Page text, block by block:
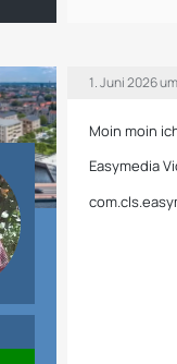
1. Juni 2026
Moin moin
Easymedia